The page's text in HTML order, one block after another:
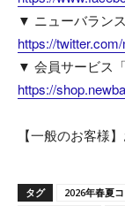
▼ ニューバラン
https://
▼ 会員サービス
https://
【一般のお客様
タグ 2026年春夏